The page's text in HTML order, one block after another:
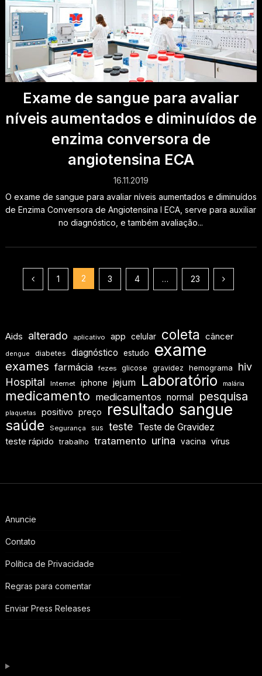
Exame de sangue para avaliar
níveis aumentados e diminuídos de
enzima conversora de
angiotensina ECA
16.11.2019
O exame de sangue para avaliar níveis aumentados e diminuídos
de Enzima Conversora de Angiotensina I ECA, serve para auxiliar
no diagnóstico, e também avaliação...
Paginação
1 2 3 4 … 23
Aids alterado aplicativo app celular coleta câncer
dengue diabetes diagnóstico estudo exame
exames farmácia fezes glicose gravidez hemograma
hiv
Hospital
Internet iphone jejum Laboratório malária
medicamento medicamentos normal pesquisa
plaquetas positivo preço resultado sangue
saúde Segurança sus teste Teste de Gravidez
teste rápido trabalho tratamento urina vacina vírus
Anuncie
Contato
Política de Privacidade
Regras para comentar
Enviar Press Releases